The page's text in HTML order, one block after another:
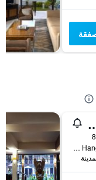
آند فيلا
Jalan Hang Tuah III No. 5 Sanur, دنباسار, إندونيسيا